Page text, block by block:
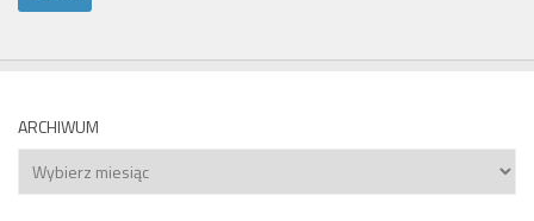
ARCHIWUM
Archiwum